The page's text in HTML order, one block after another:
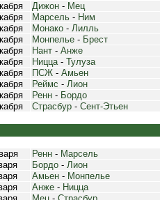
Дижон - Мец
Марсель - Ним
Монако - Лилль
Монпелье - Брест
Нант - Анже
Ницца- Тулуза
ПСЖ - Амьен
Реймс - Лион
Ренн - Бордо
Страсбур - Сент-Этьен
Ренн - Марсель
Бордо - Лион
Амьен - Монпелье
Анже - Ницца